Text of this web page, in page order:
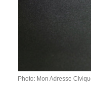
Photo: Mon Adresse